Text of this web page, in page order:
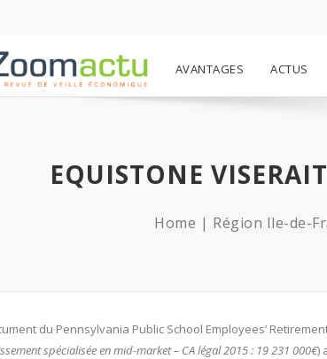
AVANTAGES ACTUS
EQUISTONE
Home Région Ile-de-
du Pennsylvania Public School Employees’
spécialisée en mid-market – CA légal 2015 : 19 231 000€)